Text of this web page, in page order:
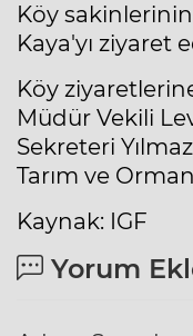
Köy
Kaya'yı ziyaret
Köy
Müdür Vekili
Sekreteri
Tarım ve
Kaynak: IGF
Yorum